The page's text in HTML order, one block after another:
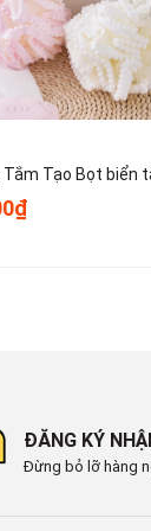
gian làm việc :
chỉ : 16 Tây lân
hàng toàn quốc
ĐĂNG KÝ
Đừng bỏ lỡ hàng